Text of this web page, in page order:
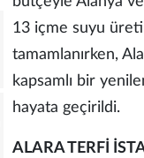
13 içme suyu
tamamlanırken,
kapsamlı bir
hayata geçirildi.
ALARA TERFİ